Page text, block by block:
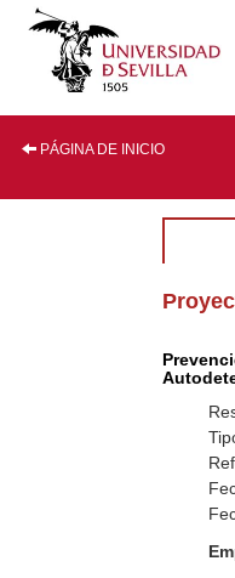
PÁGINA DE INICIO